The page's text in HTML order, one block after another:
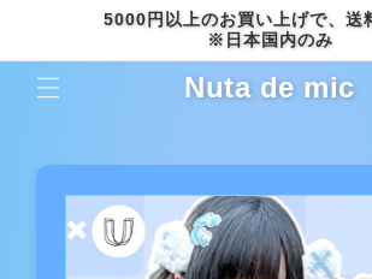
5000円以上のお買い上げで、
※日本国内のみ
Nuta de mic
商品情
報にス
キップ